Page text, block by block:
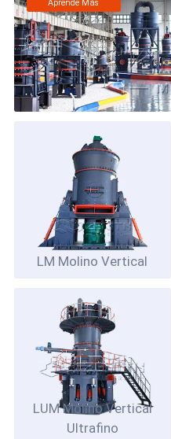
Aprende Más
LM Molino Vertical
LUM Molino Vertical
Ultrafino